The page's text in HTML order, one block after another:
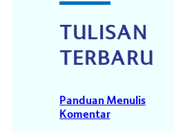
TULISAN
TERBARU
Panduan Menulis
Komentar